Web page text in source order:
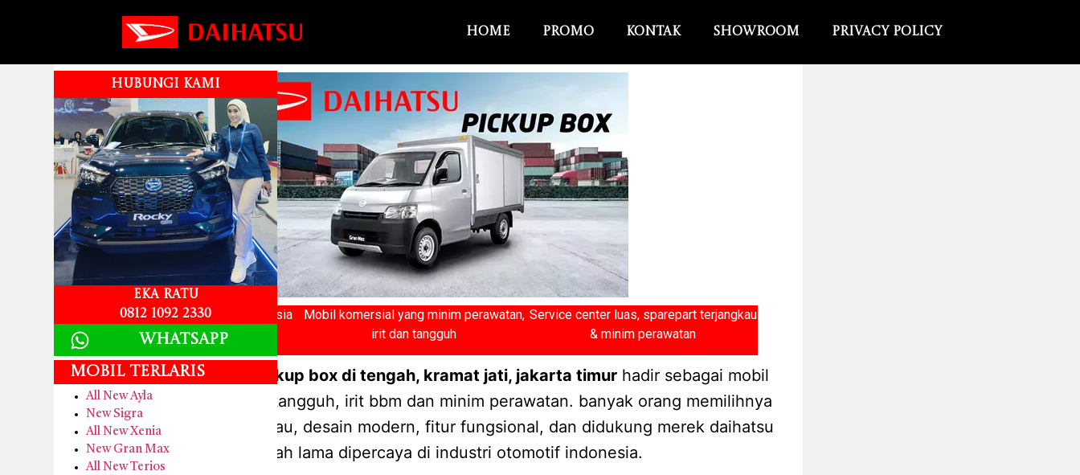
Home Promo Kontak Showroom Privacy Policy
Merek mobil Terlaris ke 2 di Indonesia
Mobil komersial yang minim perawatan,
irit dan tangguh
Service center luas, sparepart terjangkau
& minim perawatan
promo new granmax pickup box di tengah, kramat jati, jakarta timur hadir sebagai mobil
komersial daihatsu yang tangguh, irit bbm dan minim perawatan. banyak orang memilihnya
karena harganya terjangkau, desain modern, fitur fungsional, dan didukung merek daihatsu
yang telah lama dipercaya di industri otomotif indonesia.
HUBUNGI KAMI
Eka Ratu
0812 1092 2330
Whatsapp
Mobil Terlaris
All New Ayla
New Sigra
All New Xenia
New Gran Max
All New Terios